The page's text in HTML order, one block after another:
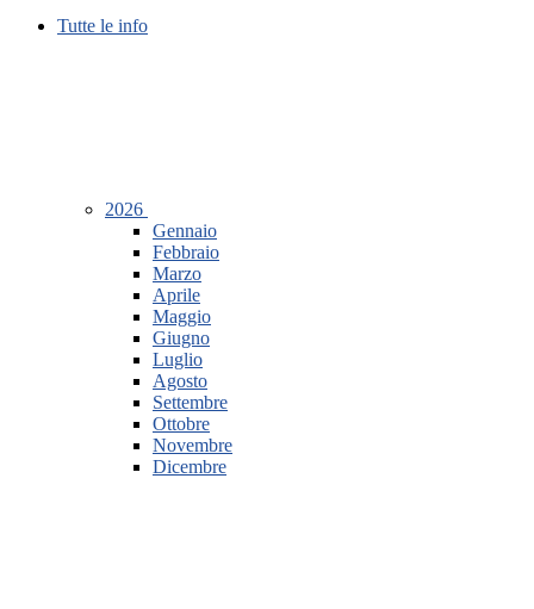
Tutte le info
2026
Gennaio
Febbraio
Marzo
Aprile
Maggio
Giugno
Luglio
Agosto
Settembre
Ottobre
Novembre
Dicembre